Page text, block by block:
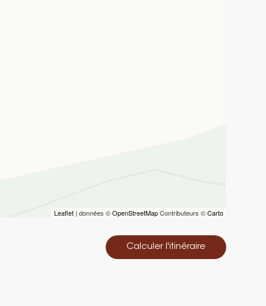
Leaflet | données ©OpenStreetMapContributeurs ©Carto
Calculer l'itinéraire